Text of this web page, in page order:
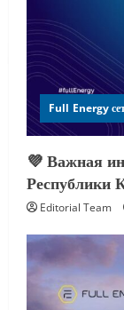
Full Energy
💜 Важная
Республики
Editorial Team